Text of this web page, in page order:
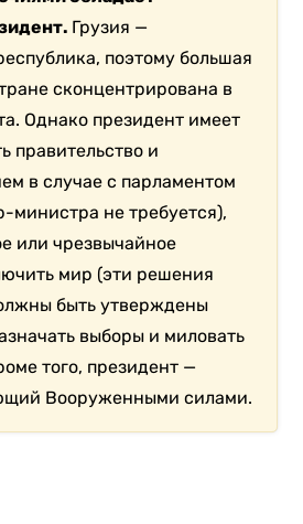
(статья 78).
вам, стоящим сегодня
как и сама
<…> Я с вами, потому
представляете
Грузия, которая
в Европе и никому
будущее отнять», —
назвала закон об